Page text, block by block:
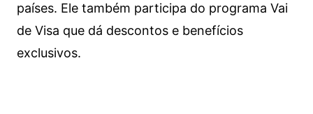
países. Ele também participa do programa Vai
de Visa que dá descontos e benefícios
exclusivos.